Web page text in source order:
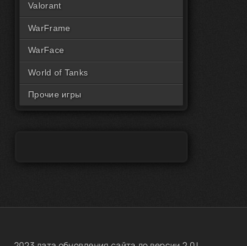
Valorant
WarFrame
WarFace
World of Tanks
Прочие игры